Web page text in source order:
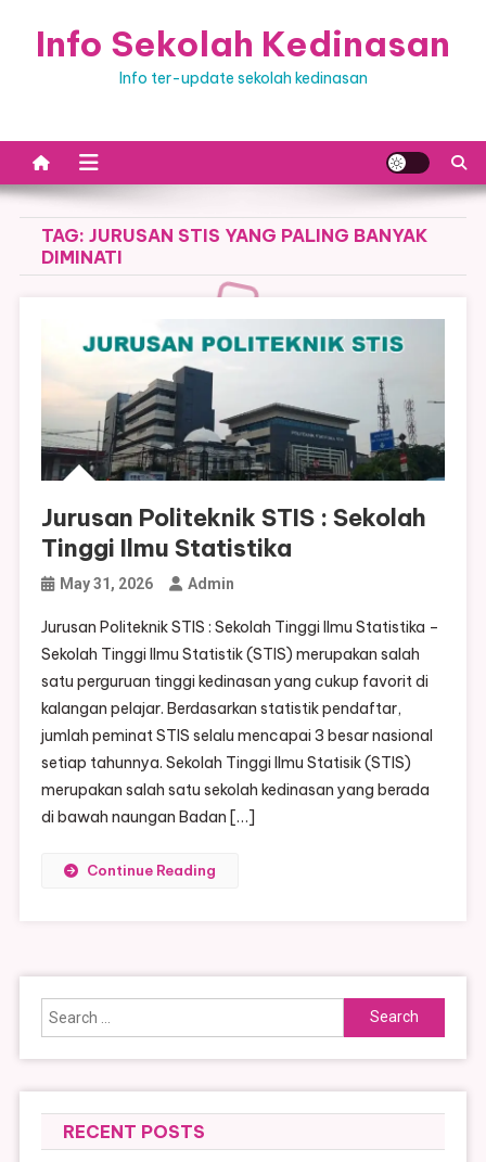
Info Sekolah Kedinasan
Info ter-update sekolah kedinasan
TAG: JURUSAN STIS YANG PALING BANYAK
DIMINATI
Jurusan Politeknik STIS : Sekolah
Tinggi Ilmu Statistika
May 31, 2026 Admin
Jurusan Politeknik STIS : Sekolah Tinggi Ilmu Statistika –
Sekolah Tinggi Ilmu Statistik (STIS) merupakan salah
satu perguruan tinggi kedinasan yang cukup favorit di
kalangan pelajar. Berdasarkan statistik pendaftar,
jumlah peminat STIS selalu mencapai 3 besar nasional
setiap tahunnya. Sekolah Tinggi Ilmu Statisik (STIS)
merupakan salah satu sekolah kedinasan yang berada
di bawah naungan Badan […]
Continue Reading
Search
for:
RECENT POSTS